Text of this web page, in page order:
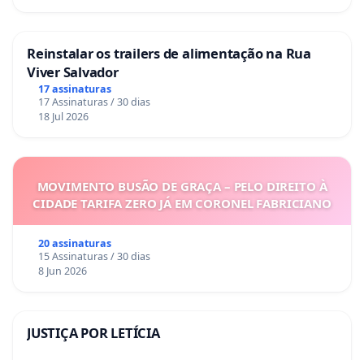
Reinstalar os trailers de alimentação na Rua
Viver Salvador
17 assinaturas
17 Assinaturas / 30 dias
18 Jul 2026
MOVIMENTO BUSÃO DE GRAÇA – PELO DIREITO À
CIDADE TARIFA ZERO JÁ EM CORONEL FABRICIANO
20 assinaturas
15 Assinaturas / 30 dias
8 Jun 2026
JUSTIÇA POR LETÍCIA